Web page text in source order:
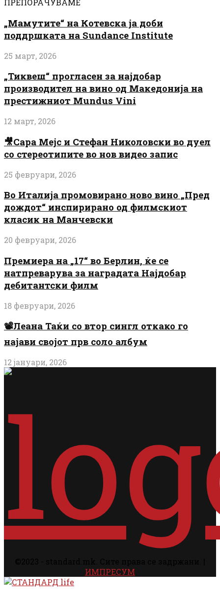
ПРЕПОРАЧУВАМЕ
„Мамутите“ на Котевска ја доби
поддршката на Sundance Institute
25 март, 2026
„Тиквеш“ прогласен за најдобар
производител на вино од Македонија на
престижниот Mundus Vini
12 март, 2026
🎥Сара Мејс и Стефан Николовски во дуел
со стереотипите во нов видео запис
25 февруари, 2026
Во Италија промовирано ново вино „Пред
дождот“ инспирирано од филмскиот
класик на Манчевски
20 февруари, 2026
Премиера на „17“ во Берлин, ќе се
натпреварува за наградата Најдобар
дебитантски филм
18 февруари, 2026
📽️Леана Таќи со втор сингл откако го
најави својот прв соло албум
12 јануари, 2026
ИМПРЕСУМ
Facebook
Instagram
Email
Rss